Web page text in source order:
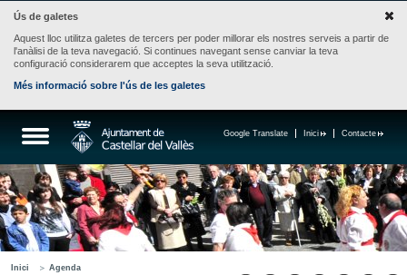
Ús de galetes
Aquest lloc utilitza galetes de tercers per poder millorar els nostres serveis a partir de
l'anàlisi de la teva navegació. Si continues navegant sense canviar la teva
configuració considerarem que acceptes la seva utilització.
Més informació sobre l'ús de les galetes
Contacte
Inici
Google Translate
Inici Agenda